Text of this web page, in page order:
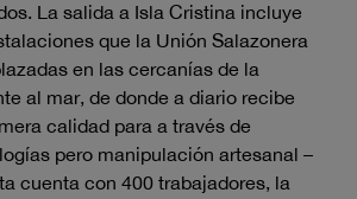
La salida a Isla Cristina incluye
que la Unión Salazonera
en las cercanías de la
al mar, de donde a diario recibe
calidad para a través de
pero manipulación artesanal –
cuenta con 400 trabajadores, la